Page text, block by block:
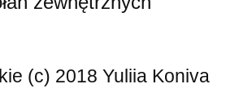
(c) 2018 Yuliia Koniva